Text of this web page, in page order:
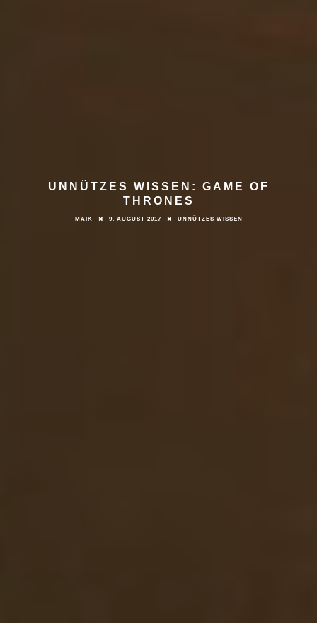
UNNÜTZES WISSEN: GAME OF
THRONES
MAIK 9. AUGUST 2017 UNNÜTZES WISSEN